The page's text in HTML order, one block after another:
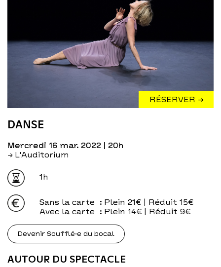
RÉSERVER →
DANSE
mercredi 16 mar. 2022 | 20h
→ L'Auditorium
1h
Sans la carte
: Plein 21€ | Réduit 15€
Avec la carte
: Plein 14€ | Réduit 9€
Devenir Soufflé·e du bocal
AUTOUR DU SPECTACLE